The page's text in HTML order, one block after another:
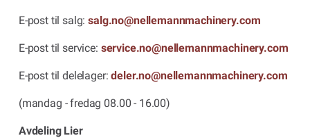
E-post til salg:salg.no@nellemannmachinery.com
E-post til service: service.no@nellemannmachinery.com
E-post til delelager:deler.no@nellemannmachinery.com
(mandag - fredag 08.00 - 16.00)
Avdeling Lier